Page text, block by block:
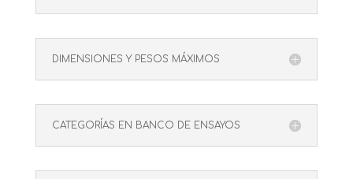
DIMENSIONES Y PESOS MÁXIMOS
CATEGORÍAS EN BANCO DE ENSAYOS